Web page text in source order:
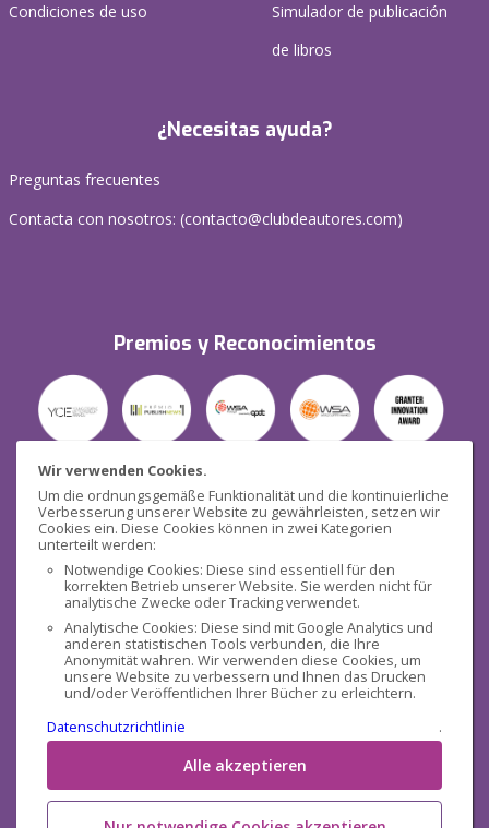
Wir verwenden Cookies.
Um die ordnungsgemäße Funktionalität und die kontinuierliche
Verbesserung unserer Website zu gewährleisten, setzen wir
Cookies ein. Diese Cookies können in zwei Kategorien
unterteilt werden:
Notwendige Cookies: Diese sind essentiell für den
korrekten Betrieb unserer Website. Sie werden nicht für
analytische Zwecke oder Tracking verwendet.
Analytische Cookies: Diese sind mit Google Analytics und
anderen statistischen Tools verbunden, die Ihre
Anonymität wahren. Wir verwenden diese Cookies, um
unsere Website zu verbessern und Ihnen das Drucken
und/oder Veröffentlichen Ihrer Bücher zu erleichtern.
Datenschutzrichtlinie
.
Alle akzeptieren
Condiciones de uso
Simulador de publicación
de libros
¿Necesitas ayuda?
Preguntas frecuentes
Contacta con nosotros: (contacto@clubdeautores.com)
Premios y Reconocimientos
Seguridad
Redes sociales